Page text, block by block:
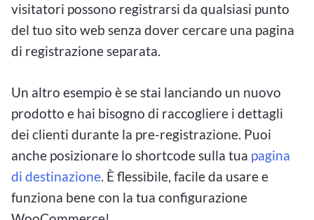
visitatori possono registrarsi da qualsiasi punto
del tuo sito web senza dover cercare una pagina
di registrazione separata.
Un altro esempio è se stai lanciando un nuovo
prodotto e hai bisogno di raccogliere i dettagli
dei clienti durante la pre-registrazione. Puoi
anche posizionare lo shortcode sulla tua pagina
di destinazione. È flessibile, facile da usare e
funziona bene con la tua configurazione